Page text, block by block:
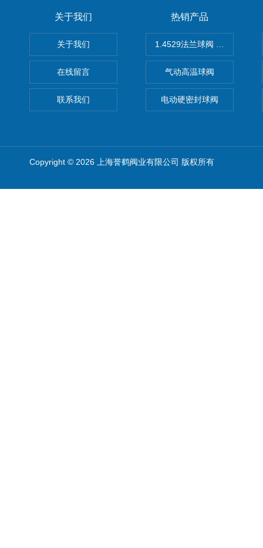
关于我们
关于我们
在线留言
联系我们
热销产品
1.4529法兰球阀 不锈钢球阀
气动高温球阀
电动硬密封球阀
Copyright © 2026 上海誉鹤阀业有限公司 版权所有